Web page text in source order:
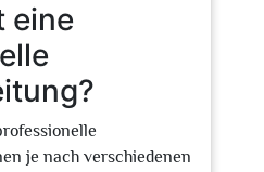
eine
je nach verschiedenen